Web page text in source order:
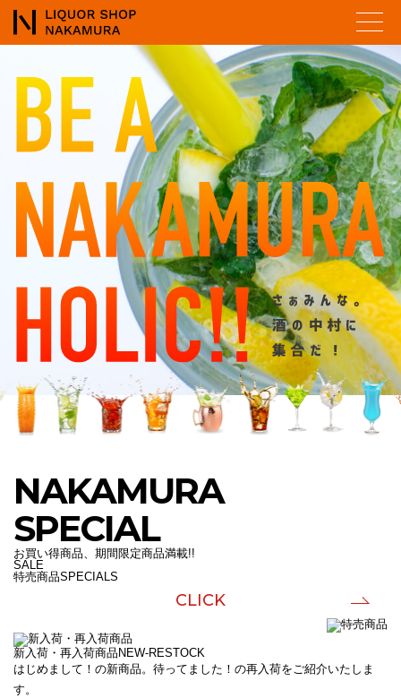
NAKAMURA
SPECIAL
お買い得商品、期間限定商品満載!!
SALE
特売商品SPECIALS
CLICK
新入荷・再入荷商品 NEW-RESTOCK
はじめまして！の新商品。待ってました！の再入荷をご紹介いたしま
す。